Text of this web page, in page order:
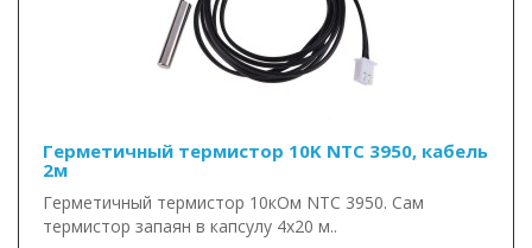
Герметичный термистор 10K NTC 3950, кабель
2м
Герметичный термистор 10кОм NTC 3950. Сам
термистор запаян в капсулу 4х20 м..